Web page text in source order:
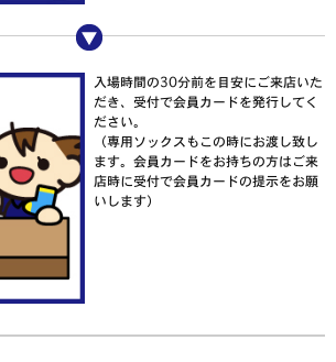
入場時間の30分前を目安にご来店いた
だき、受付で会員カードを発行してく
ださい。
（専用ソックスもこの時にお渡し致し
ます。会員カードをお持ちの方はご来
店時に受付で会員カードの提示をお願
いします）